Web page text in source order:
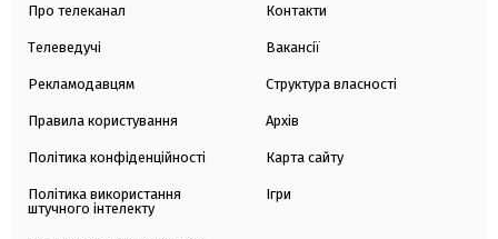
Про телеканал
Телеведучі
Рекламодавцям
Правила користування
Політика конфіденційності
Політика використання
штучного інтелекту
Контакти
Вакансії
Структура власності
Архів
Карта сайту
Ігри